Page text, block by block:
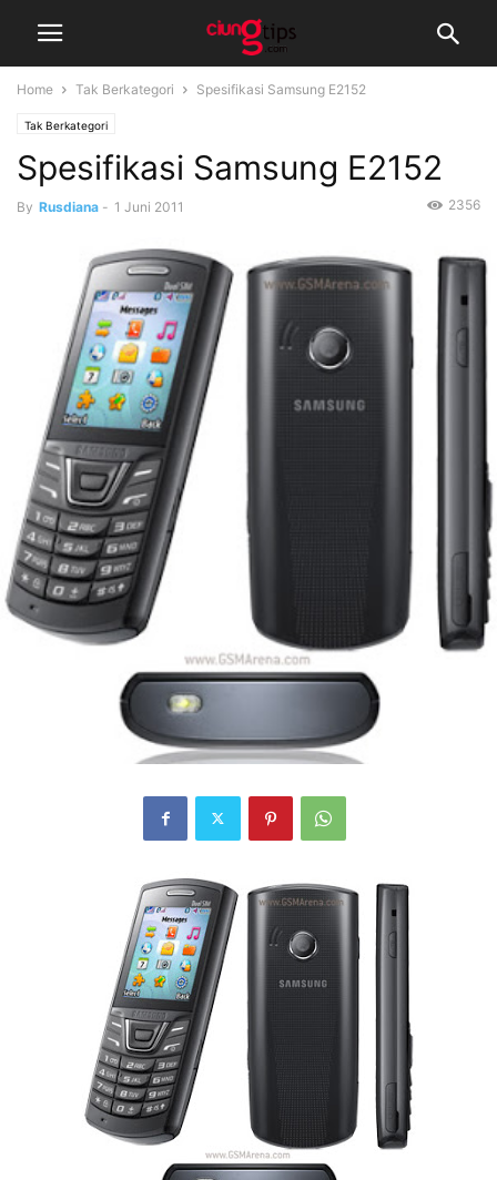
Home Tak Berkategori Spesifikasi Samsung E2152
Tak Berkategori
Spesifikasi Samsung E2152
By Rusdiana - 1 Juni 2011 2356